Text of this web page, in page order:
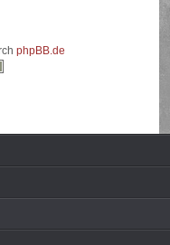
phpBB.de